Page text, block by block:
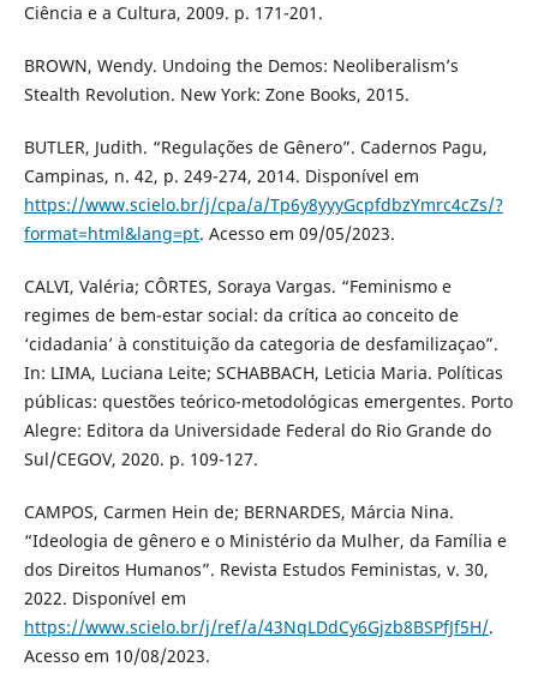
Ciência e a Cultura, 2009. p. 171-201.
BROWN, Wendy. Undoing the Demos: Neoliberalism’s
Stealth Revolution. New York: Zone Books, 2015.
BUTLER, Judith. “Regulações de Gênero”. Cadernos Pagu,
Campinas, n. 42, p. 249-274, 2014. Disponível em
https://www.scielo.br/j/cpa/a/Tp6y8yyyGcpfdbzYmrc4cZs/?
format=html&lang=pt. Acesso em 09/05/2023.
CALVI, Valéria; CÔRTES, Soraya Vargas. “Feminismo e
regimes de bem-estar social: da crítica ao conceito de
‘cidadania’ à constituição da categoria de desfamilizaçao”.
In: LIMA, Luciana Leite; SCHABBACH, Leticia Maria. Políticas
públicas: questões teórico-metodológicas emergentes. Porto
Alegre: Editora da Universidade Federal do Rio Grande do
Sul/CEGOV, 2020. p. 109-127.
CAMPOS, Carmen Hein de; BERNARDES, Márcia Nina.
“Ideologia de gênero e o Ministério da Mulher, da Família e
dos Direitos Humanos”. Revista Estudos Feministas, v. 30,
2022. Disponível em
https://www.scielo.br/j/ref/a/43NqLDdCy6Gjzb8BSPfJf5H/.
Acesso em 10/08/2023.